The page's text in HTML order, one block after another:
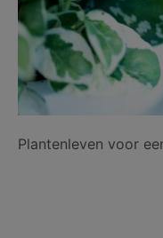
Plantenleven voor